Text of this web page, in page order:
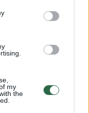
my
the
grūstis